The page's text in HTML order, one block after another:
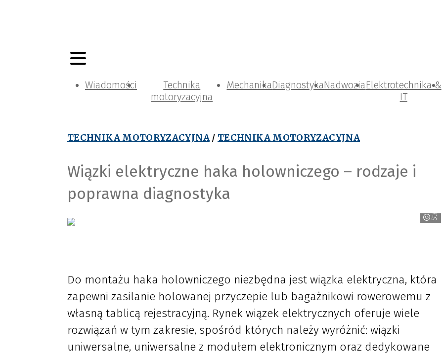
Wiadomości
Technika
motoryzacyjna
MechanikaDiagnostykaNadwoziaElektrotechnika &
IT
TECHNIKA MOTORYZACYJNA / TECHNIKA MOTORYZACYJNA
Wiązki elektryczne haka holowniczego – rodzaje i
poprawna diagnostyka
Steinhof
Do montażu haka holowniczego niezbędna jest wiązka elektryczna, która
zapewni zasilanie holowanej przyczepie lub bagażnikowi rowerowemu z
własną tablicą rejestracyjną. Rynek wiązek elektrycznych oferuje wiele
rozwiązań w tym zakresie, spośród których należy wyróżnić: wiązki
uniwersalne, uniwersalne z modułem elektronicznym oraz dedykowane